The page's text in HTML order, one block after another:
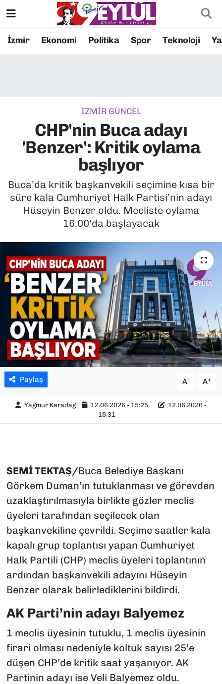
İzmir Ekonomi Politika Spor Teknoloji
İZMİR GÜNCEL
CHP'nin Buca adayı
'Benzer': Kritik oylama
başlıyor
Buca’da kritik başkanvekili seçimine kısa bir
süre kala Cumhuriyet Halk Partisi’nin adayı
Hüseyin Benzer oldu. Mecliste oylama
16.00'da başlayacak
Paylaş A- A+
Yağmur Karadağ 12.06.2026 - 15:25
12.06.2026 -
15:31
SEMİ TEKTAŞ/Buca Belediye Başkanı
Görkem Duman’ın tutuklanması ve görevden
uzaklaştırılmasıyla birlikte gözler meclis
üyeleri tarafından seçilecek olan
başkanvekiline çevrildi. Seçime saatler kala
kapalı grup toplantısı yapan Cumhuriyet
Halk Partili (CHP) meclis üyeleri toplantının
ardından başkanvekili adayını Hüseyin
Benzer olarak belirlediklerini bildirdi.
AK Parti’nin adayı Balyemez
1 meclis üyesinin tutuklu, 1 meclis üyesinin
firari olması nedeniyle koltuk sayısı 25’e
düşen CHP’de kritik saat yaşanıyor. AK
Partinin adayı ise Veli Balyemez oldu.
Resmi İlanlar
EKONOMİ
KÜLTÜR SANAT
MAGAZİN
POLİTİKA
SAĞLIK
SPOR
TEKNOLOJİ
YAŞAM
YEREL YÖNETİMLER
Konak Nöbetçi Eczaneler
Süper Lig Puan Durumu ve Fikstür
Tüm Manşetler
Son Dakika Haberleri
Haber Arşivi